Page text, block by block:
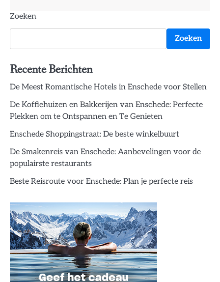
Zoeken
Zoeken
Recente Berichten
De Meest Romantische Hotels in Enschede voor Stellen
De Koffiehuizen en Bakkerijen van Enschede: Perfecte
Plekken om te Ontspannen en Te Genieten
Enschede Shoppingstraat: De beste winkelbuurt
De Smakenreis van Enschede: Aanbevelingen voor de
populairste restaurants
Beste Reisroute voor Enschede: Plan je perfecte reis